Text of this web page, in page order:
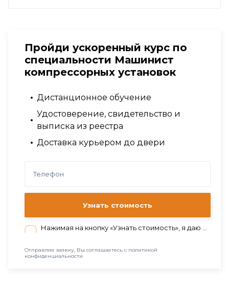
Пройди ускоренный курс по
специальности Машинист
компрессорных установок
Дистанционное обучение
Удостоверение, свидетельство и
выписка из реестра
Доставка курьером до двери
Узнать стоимость
Нажимая на кнопку «Узнать стоимость», я даю согласие на обработку персональных данных в соответствии с нашей
Отправляя заявку, Вы соглашаетесь с политикой
конфиденциальности